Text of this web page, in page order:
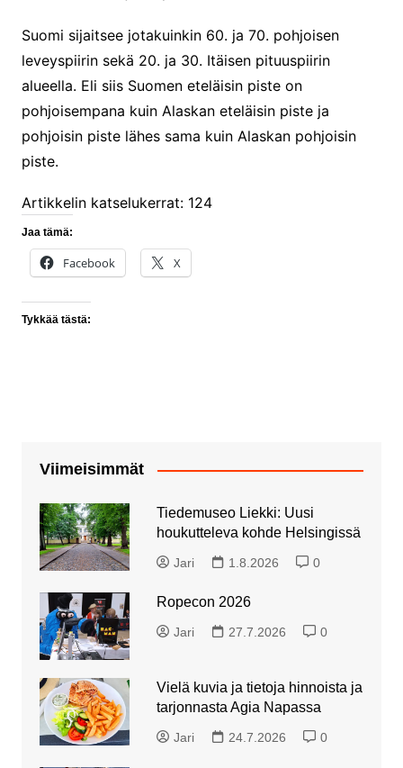
Suomi sijaitsee jotakuinkin 60. ja 70. pohjoisen
leveyspiirin sekä 20. ja 30. Itäisen pituuspiirin
alueella. Eli siis Suomen eteläisin piste on
pohjoisempana kuin Alaskan eteläisin piste ja
pohjoisin piste lähes sama kuin Alaskan pohjoisin
piste.
Artikkelin katselukerrat: 124
Jaa tämä:
Facebook X
Tykkää tästä:
Viimeisimmät
Tiedemuseo Liekki: Uusi
houkutteleva kohde Helsingissä
Jari 1.8.2026 0
Ropecon 2026
Jari 27.7.2026 0
Vielä kuvia ja tietoja hinnoista ja
tarjonnasta Agia Napassa
Jari 24.7.2026 0